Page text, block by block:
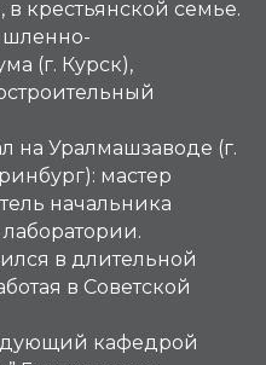
в крестьянской семье.
(г. Курск),
на Уралмашзаводе (г.
мастер
начальника
в длительной
в Советской
кафедрой